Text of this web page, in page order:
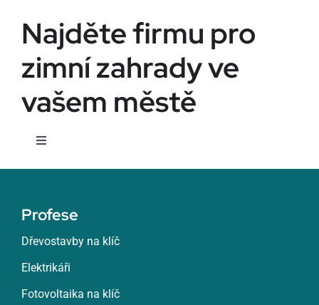
Najděte firmu pro
zimní zahrady ve
vašem městě
Toggle
Žďár nad Sázavou
Zlín
Profese
Dřevostavby na klíč
Elektrikáři
Fotovoltaika na klíč